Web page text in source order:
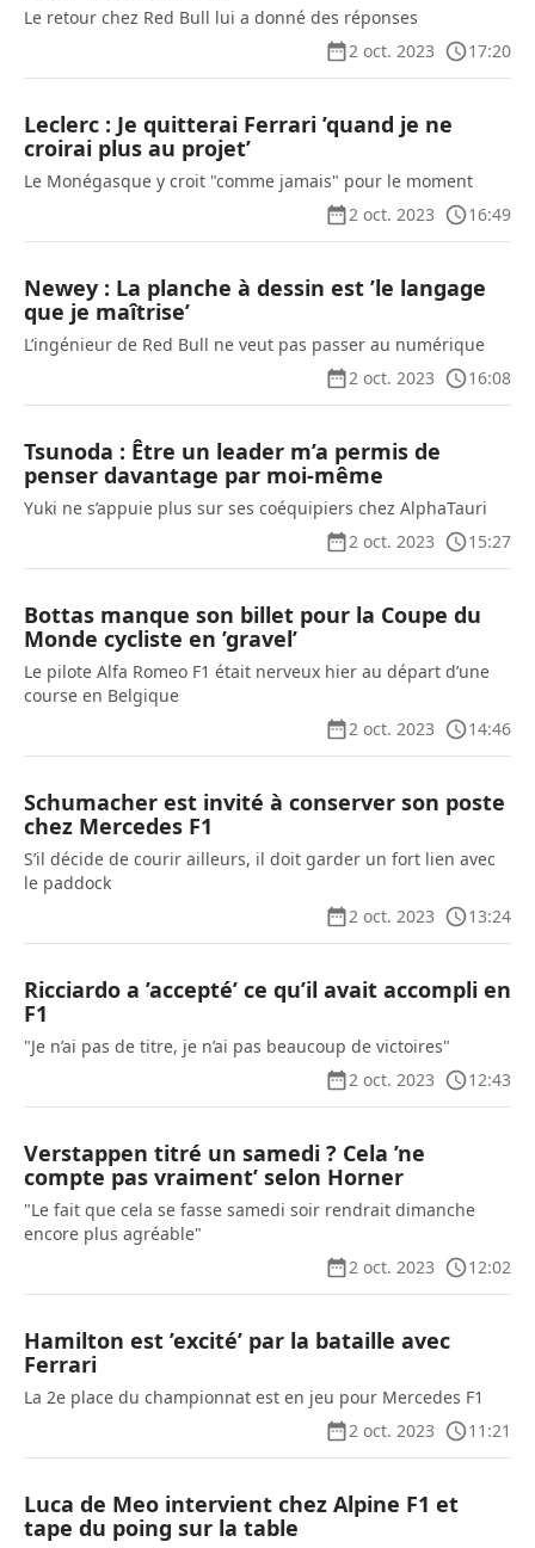
Le retour chez Red Bull lui a donné des réponses
2 oct. 2023
17:20
Leclerc : Je quitterai Ferrari ’quand je ne
croirai plus au projet’
Le Monégasque y croit "comme jamais" pour le moment
2 oct. 2023
16:49
Newey : La planche à dessin est ’le langage
que je maîtrise’
L’ingénieur de Red Bull ne veut pas passer au numérique
2 oct. 2023
16:08
Tsunoda : Être un leader m’a permis de
penser davantage par moi-même
Yuki ne s’appuie plus sur ses coéquipiers chez AlphaTauri
2 oct. 2023
15:27
Bottas manque son billet pour la Coupe du
Monde cycliste en ’gravel’
Le pilote Alfa Romeo F1 était nerveux hier au départ d’une
course en Belgique
2 oct. 2023
14:46
Schumacher est invité à conserver son poste
chez Mercedes F1
S’il décide de courir ailleurs, il doit garder un fort lien avec
le paddock
2 oct. 2023
13:24
Ricciardo a ’accepté’ ce qu’il avait accompli en
F1
"Je n’ai pas de titre, je n’ai pas beaucoup de victoires"
2 oct. 2023
12:43
Verstappen titré un samedi ? Cela ’ne
compte pas vraiment’ selon Horner
"Le fait que cela se fasse samedi soir rendrait dimanche
encore plus agréable"
2 oct. 2023
12:02
Hamilton est ’excité’ par la bataille avec
Ferrari
La 2e place du championnat est en jeu pour Mercedes F1
2 oct. 2023
11:21
Luca de Meo intervient chez Alpine F1 et
tape du poing sur la table